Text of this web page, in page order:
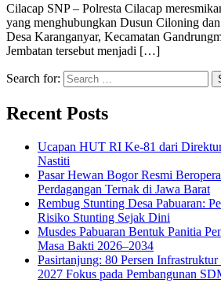
Cilacap SNP – Polresta Cilacap
yang menghubungkan Dusun Ciloning
Desa Karanganyar, Kecamatan
Jembatan tersebut menjadi […]
Search for:
Recent Posts
Ucapan HUT RI Ke-81 dari
Nastiti
Pasar Hewan Bogor Resmi
Perdagangan Ternak di Jawa Barat
Rembug Stunting Desa Pabuaran:
Risiko Stunting Sejak Dini
Musdes Pabuaran Bentuk Panitia
Masa Bakti 2026–2034
Pasirtanjung: 80 Persen
2027 Fokus pada Pembangunan